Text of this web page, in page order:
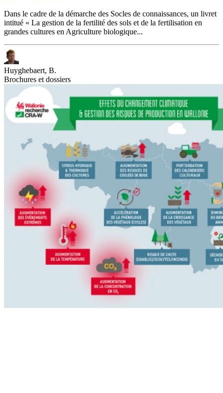
Dans le cadre de la démarche des Socles de connaissances, un livret
intitué « La gestion de la fertilité des sols et de la fertilisation en
grandes cultures en Agriculture biologique...
Huyghebaert, B.
Brochures et dossiers